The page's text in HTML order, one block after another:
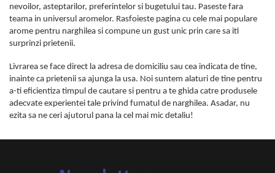
nevoilor, asteptarilor, preferintelor si bugetului tau. Paseste fara
teama in universul aromelor. Rasfoieste pagina cu cele mai populare
arome pentru narghilea si compune un gust unic prin care sa iti
surprinzi prietenii.
Livrarea se face direct la adresa de domiciliu sau cea indicata de tine,
inainte ca prietenii sa ajunga la usa. Noi suntem alaturi de tine pentru
a-ti eficientiza timpul de cautare si pentru a te ghida catre produsele
adecvate experientei tale privind fumatul de narghilea. Asadar, nu
ezita sa ne ceri ajutorul pana la cel mai mic detaliu!